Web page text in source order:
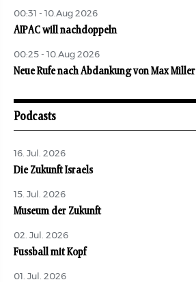
00:31 - 10.Aug 2026
AIPAC will nachdoppeln
00:25 - 10.Aug 2026
Neue Rufe nach Abdankung von Max Miller
Podcasts
16. Jul. 2026
Die Zukunft Israels
15. Jul. 2026
Museum der Zukunft
02. Jul. 2026
Fussball mit Kopf
01. Jul. 2026